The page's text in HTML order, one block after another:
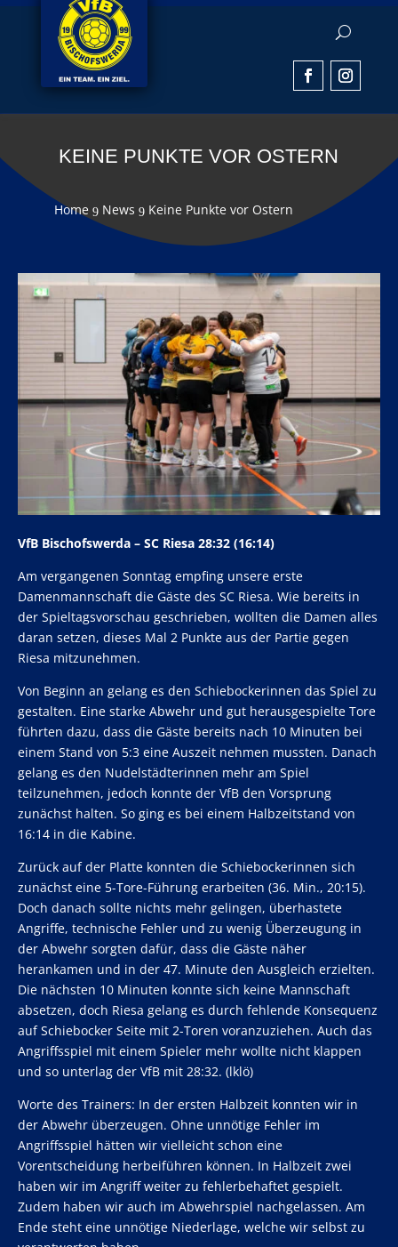
KEINE PUNKTE VOR OSTERN
Home 9 News 9 Keine Punkte vor Ostern
VfB Bischofswerda – SC Riesa 28:32 (16:14)
Am vergangenen Sonntag empfing unsere erste
Damenmannschaft die Gäste des SC Riesa. Wie bereits in
der Spieltagsvorschau geschrieben, wollten die Damen alles
daran setzen, dieses Mal 2 Punkte aus der Partie gegen
Riesa mitzunehmen.
Von Beginn an gelang es den Schiebockerinnen das Spiel zu
gestalten. Eine starke Abwehr und gut herausgespielte Tore
führten dazu, dass die Gäste bereits nach 10 Minuten bei
einem Stand von 5:3 eine Auszeit nehmen mussten. Danach
gelang es den Nudelstädterinnen mehr am Spiel
teilzunehmen, jedoch konnte der VfB den Vorsprung
zunächst halten. So ging es bei einem Halbzeitstand von
16:14 in die Kabine.
Zurück auf der Platte konnten die Schiebockerinnen sich
zunächst eine 5-Tore-Führung erarbeiten (36. Min., 20:15).
Doch danach sollte nichts mehr gelingen, überhastete
Angriffe, technische Fehler und zu wenig Überzeugung in
der Abwehr sorgten dafür, dass die Gäste näher
herankamen und in der 47. Minute den Ausgleich erzielten.
Die nächsten 10 Minuten konnte sich keine Mannschaft
absetzen, doch Riesa gelang es durch fehlende Konsequenz
auf Schiebocker Seite mit 2-Toren voranzuziehen. Auch das
Angriffsspiel mit einem Spieler mehr wollte nicht klappen
und so unterlag der VfB mit 28:32. (lklö)
Worte des Trainers: In der ersten Halbzeit konnten wir in
der Abwehr überzeugen. Ohne unnötige Fehler im
Angriffsspiel hätten wir vielleicht schon eine
Vorentscheidung herbeiführen können. In Halbzeit zwei
haben wir im Angriff weiter zu fehlerbehaftet gespielt.
Zudem haben wir auch im Abwehrspiel nachgelassen. Am
Ende steht eine unnötige Niederlage, welche wir selbst zu